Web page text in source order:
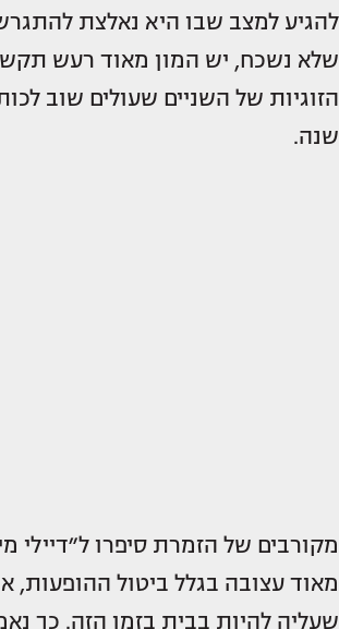
להגיע למצב שבו היא נאלצת
שלא נשכח, יש המון מאוד רעש
שנה.
מקורבים של הזמרת סיפרו ל״דיילי
מאוד עצובה בגלל ביטול ההופעות,
שעליה להיות בבית בזמן הזה. כך